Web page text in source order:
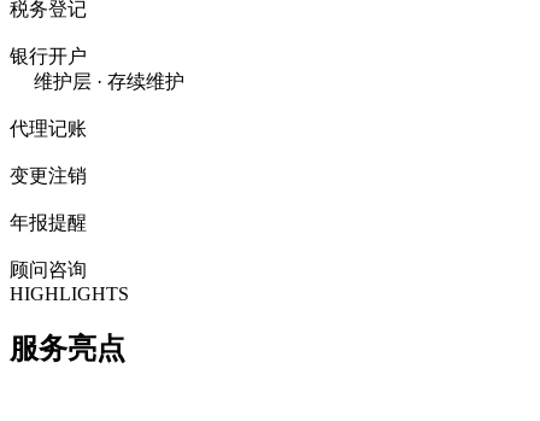
税务登记
银行开户
维护层 · 存续维护
代理记账
变更注销
年报提醒
顾问咨询
HIGHLIGHTS
服务亮点